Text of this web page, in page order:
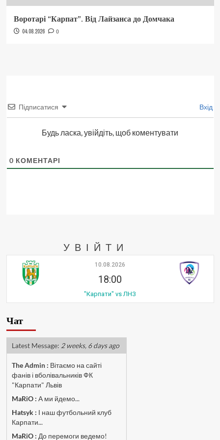
Воротарі “Карпат”. Від Лайзанса до Домчака
04.08.2026 0
Підписатися Вхід
Будь ласка, увійдіть, щоб коментувати
0 КОМЕНТАРІ
УВІЙТИ
10.08.2026
18:00
"Карпати" vs ЛНЗ
Чат
Latest Message: 2 weeks, 6 days ago
The Admin: Вітаємо на сайті
фанів і вболівальників ФК
"Карпати" Львів
MaRiO : А ми йдемо...
Hatsyk : І наш футбольний клуб
Карпати...
MaRiO : До перемоги ведемо!